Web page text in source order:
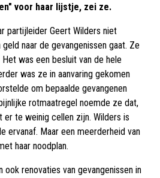
voor haar lijstje, zei ze.
partijleider Geert Wilders niet
naar de gevangenissen gaat. Ze
was een besluit van de hele
was ze in aanvaring gekomen
om bepaalde gevangenen
rotmaatregel noemde ze dat,
er te weinig cellen zijn. Wilders is
ervanaf. Maar een meerderheid van
haar noodplan.
renovaties van gevangenissen in